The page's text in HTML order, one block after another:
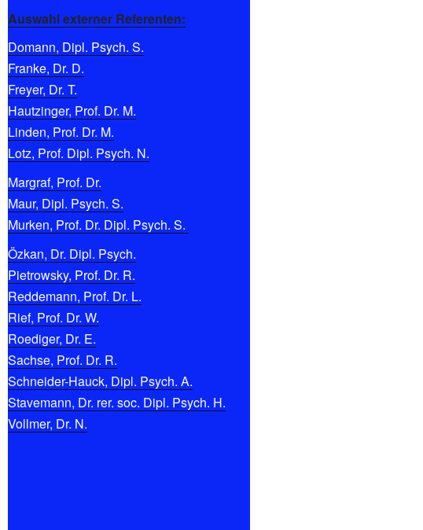
Auswahl externer Referenten:
Domann, Dipl. Psych. S.
Franke, Dr. D.
Freyer, Dr. T.
Hautzinger, Prof. Dr. M.
Linden, Prof. Dr. M.
Lotz, Prof. Dipl. Psych. N.
Margraf, Prof. Dr.
Maur, Dipl. Psych. S.
Murken, Prof. Dr. Dipl. Psych. S.
Özkan, Dr. Dipl. Psych.
Pietrowsky, Prof. Dr. R.
Reddemann, Prof. Dr. L.
Rief, Prof. Dr. W.
Roediger, Dr. E.
Sachse, Prof. Dr. R.
Schneider-Hauck, Dipl. Psych. A.
Stavemann, Dr. rer. soc. Dipl. Psych. H.
Vollmer, Dr. N.